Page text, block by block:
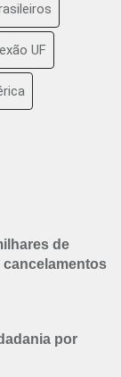
UF
de
por